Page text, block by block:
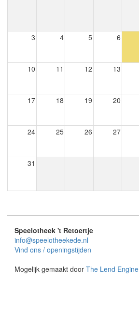
3 4 5 6
10 11 12 13
17 18 19 20
24 25 26 27
31
Speelotheek 't Retoertje
info@speelotheekede.nl
Vind ons / openingstijden
Mogelijk gemaakt door The Lend Engine